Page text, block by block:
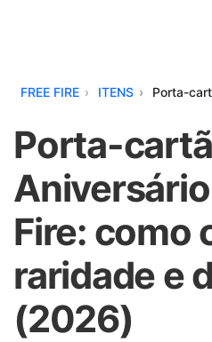
FREE FIRE ITENS Porta-
Porta-
Fire: como
raridade e
(2026)